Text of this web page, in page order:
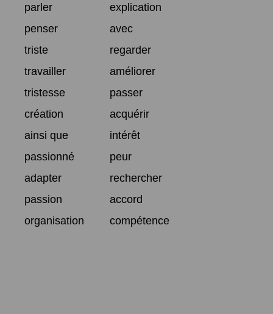
parler
explication
penser
avec
triste
regarder
travailler
améliorer
tristesse
passer
création
acquérir
ainsi que
intérêt
passionné
peur
adapter
rechercher
passion
accord
organisation
compétence